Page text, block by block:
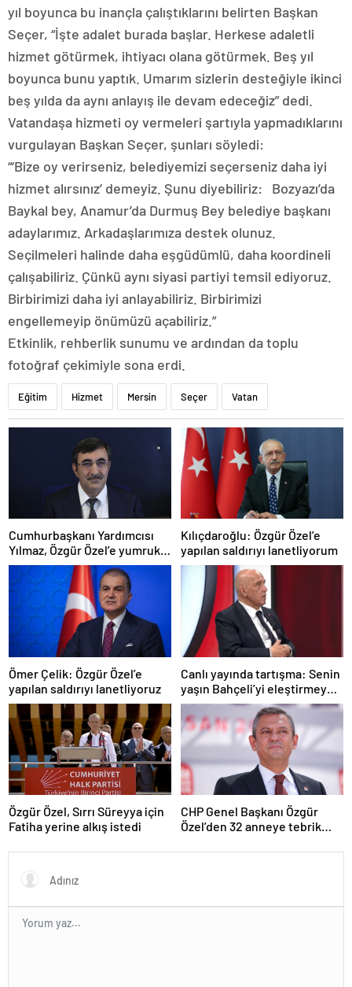
yıl boyunca bu inançla çalıştıklarını belirten Başkan
Seçer, “İşte adalet burada başlar. Herkese adaletli
hizmet götürmek, ihtiyacı olana götürmek. Beş yıl
boyunca bunu yaptık. Umarım sizlerin desteğiyle ikinci
beş yılda da aynı anlayış ile devam edeceğiz” dedi.
Vatandaşa hizmeti oy vermeleri şartıyla yapmadıklarını
vurgulayan Başkan Seçer, şunları söyledi:
“‘Bize oy verirseniz, belediyemizi seçerseniz daha iyi
hizmet alırsınız’ demeyiz. Şunu diyebiliriz: Bozyazı’da
Baykal bey, Anamur’da Durmuş Bey belediye başkanı
adaylarımız. Arkadaşlarımıza destek olunuz.
Seçilmeleri halinde daha eşgüdümlü, daha koordineli
çalışabiliriz. Çünkü aynı siyasi partiyi temsil ediyoruz.
Birbirimizi daha iyi anlayabiliriz. Birbirimizi
engellemeyip önümüzü açabiliriz.”
Etkinlik, rehberlik sunumu ve ardından da toplu
fotoğraf çekimiyle sona erdi.
Eğitim Hizmet Mersin Seçer Vatan
Cumhurbaşkanı Yardımcısı
Yılmaz, Özgür Özel’e yumruklu
saldırıyı kınadı
Kılıçdaroğlu: Özgür Özel’e
yapılan saldırıyı lanetliyorum
Ömer Çelik: Özgür Özel’e
yapılan saldırıyı lanetliyoruz
Canlı yayında tartışma: Senin
yaşın Bahçeli’yi eleştirmeye
yetmez
Özgür Özel, Sırrı Süreyya için
Fatiha yerine alkış istedi
CHP Genel Başkanı Özgür
Özel’den 32 anneye tebrik